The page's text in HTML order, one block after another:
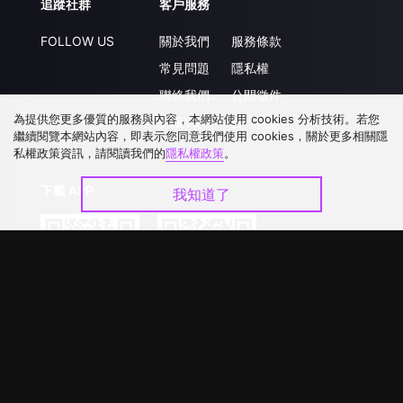
追蹤社群
FOLLOW US
客戶服務
關於我們
常見問題
聯絡我們
升級VIP
服務條款
隱私權
公開徵件
合作洽談
為提供您更多優質的服務與內容，本網站使用 cookies 分析技術。若您
繼續閱覽本網站內容，即表示您同意我們使用 cookies，關於更多相關隱
私權政策資訊，請閱讀我們的隱私權政策。
我知道了